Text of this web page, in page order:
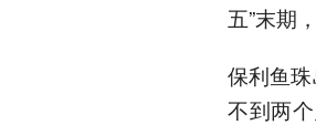
五”末期
保利鱼
不到两